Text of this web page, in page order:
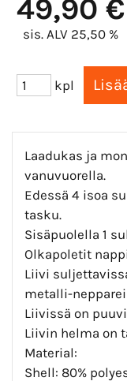
49,90 €
sis. ALV 25,50 %
kpl
Laadukas ja
vanuvuorella.
Edessä 4 isoa
tasku.
Sisäpuolella 1
Olkapoletit
Liivi
metalli-
Liivissä on
Liivin helma on
Material:
Shell: 80%